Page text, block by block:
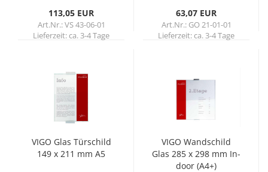
113,05 EUR
Art.Nr.: VS 43-06-01
Lieferzeit:ca. 3-4 Tage
63,07 EUR
Art.Nr.: GO 21-01-01
Lieferzeit:ca. 3-4 Tage
VIGO Glas Tür­schild
149 x 211 mm A5
VIGO Wand­schild
Glas 285 x 298 mm In­
door (A4+)